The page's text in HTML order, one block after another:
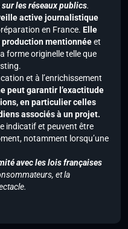
les réseaux publics.
active journalistique
en France. Elle
production mentionnéeet
forme originelle telle que
et à l’enrichissement
peut garantir l’exactitude
en particulier celles
associés à un projet.
indicatif et peuvent être
notamment lorsqu’une
avec les lois françaises
et la